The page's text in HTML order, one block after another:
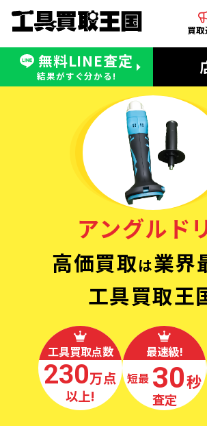
買
無料LINE査定
結果がすぐ分かる!
無料LINE査定
受付：11:00〜19:00 木曜定休日
電
営業
アングルド
高価買取は業界
工具買取王
工具買取点数
230万点
以上!
最速級!
最短 30秒
査定